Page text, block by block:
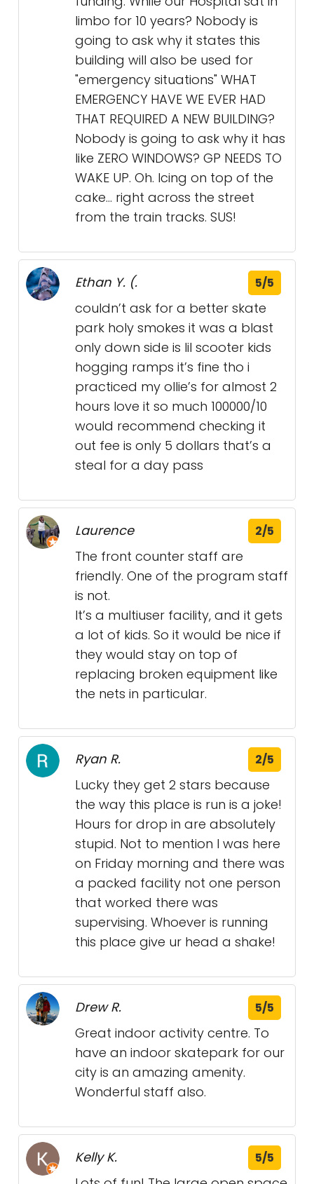
limbo for 10 years? Nobody is
going to ask why it states this
building will also be used for
"emergency situations" WHAT
EMERGENCY HAVE WE EVER HAD
THAT REQUIRED A NEW BUILDING?
Nobody is going to ask why it has
like ZERO WINDOWS? GP NEEDS TO
WAKE UP. Oh. Icing on top of the
cake... right across the street
from the train tracks. SUS!
Ethan Y. (. 5/5
couldn’t ask for a better skate
park holy smokes it was a blast
only down side is lil scooter kids
hogging ramps it’s fine tho i
practiced my ollie’s for almost 2
hours love it so much 100000/10
would recommend checking it
out fee is only 5 dollars that’s a
steal for a day pass
Laurence 2/5
The front counter staff are
friendly. One of the program staff
is not.
It’s a multiuser facility, and it gets
a lot of kids. So it would be nice if
they would stay on top of
replacing broken equipment like
the nets in particular.
Ryan R. 2/5
Lucky they get 2 stars because
the way this place is run is a joke!
Hours for drop in are absolutely
stupid. Not to mention I was here
on Friday morning and there was
a packed facility not one person
that worked there was
supervising. Whoever is running
this place give ur head a shake!
Drew R. 5/5
Great indoor activity centre. To
have an indoor skatepark for our
city is an amazing amenity.
Wonderful staff also.
Kelly K. 5/5